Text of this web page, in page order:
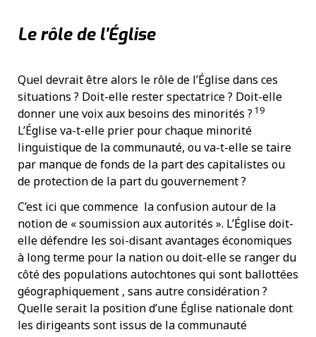
Le rôle de l’Église
Quel devrait être alors le rôle de l’Église dans ces
situations ? Doit-elle rester spectatrice ? Doit-elle
donner une voix aux besoins des minorités ? 19
L’Église va-t-elle prier pour chaque minorité
linguistique de la communauté, ou va-t-elle se taire
par manque de fonds de la part des capitalistes ou
de protection de la part du gouvernement ?
C’est ici que commence la confusion autour de la
notion de « soumission aux autorités ». L’Église doit-
elle défendre les soi-disant avantages économiques
à long terme pour la nation ou doit-elle se ranger du
côté des populations autochtones qui sont ballottées
géographiquement , sans autre considération ?
Quelle serait la position d’une Église nationale dont
les dirigeants sont issus de la communauté